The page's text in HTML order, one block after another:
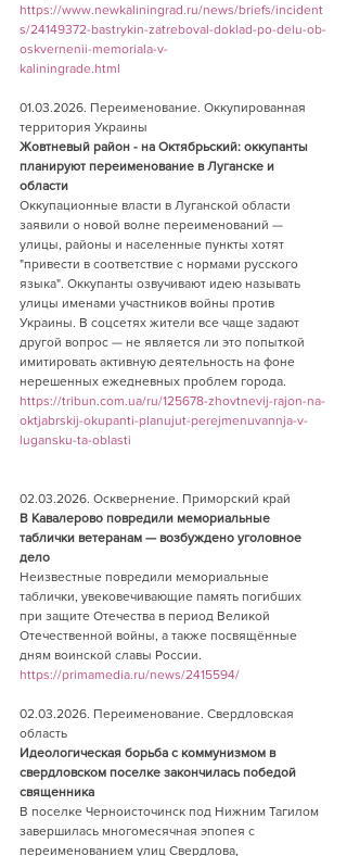
https://www.newkaliningrad.ru/news/briefs/incident
s/24149372-bastrykin-zatreboval-doklad-po-delu-ob-
oskvernenii-memoriala-v-
kaliningrade.html
01.03.2026. Переименование. Оккупированная
территория Украины
Жовтневый район - на Октябрьский: оккупанты
планируют переименование в Луганске и
области
Оккупационные власти в Луганской области
заявили о новой волне переименований —
улицы, районы и населенные пункты хотят
"привести в соответствие с нормами русского
языка". Оккупанты озвучивают идею называть
улицы именами участников войны против
Украины. В соцсетях жители все чаще задают
другой вопрос — не является ли это попыткой
имитировать активную деятельность на фоне
нерешенных ежедневных проблем города.
https://tribun.com.ua/ru/125678-zhovtnevij-rajon-na-
oktjabrskij-okupanti-planujut-perejmenuvannja-v-
lugansku-ta-oblasti
02.03.2026. Осквернение. Приморский край
В Кавалерово повредили мемориальные
таблички ветеранам — возбуждено уголовное
дело
Неизвестные повредили мемориальные
таблички, увековечивающие память погибших
при защите Отечества в период Великой
Отечественной войны, а также посвящённые
дням воинской славы России.
https://primamedia.ru/news/2415594/
02.03.2026. Переименование. Свердловская
область
Идеологическая борьба с коммунизмом в
свердловском поселке закончилась победой
священника
В поселке Черноисточинск под Нижним Тагилом
завершилась многомесячная эпопея с
переименованием улиц Свердлова,